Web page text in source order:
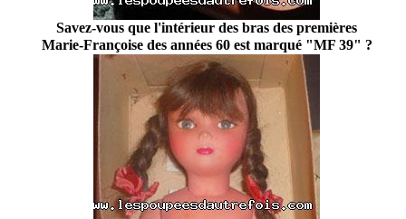
Savez-vous que l'intérieur des bras des premières
Marie-Françoise des années 60 est marqué "MF 39" ?